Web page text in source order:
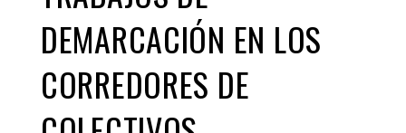
DEMARCACIÓN EN LOS
CORREDORES DE